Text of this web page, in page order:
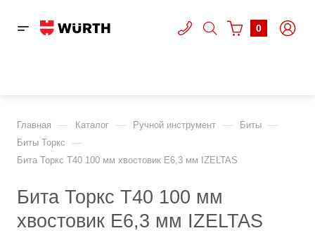
0
Главная — Каталог — Ручной инструмент — Биты —
Биты Торкс —
Бита Торкс T40 100 мм хвостовик E6,3 мм IZELTAS
Бита Торкс T40 100 мм
хвостовик E6,3 мм IZELTAS